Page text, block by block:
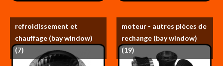
refroidissement et
chauffage (bay window)
(7)
moteur - autres pièces de
rechange (bay window)
(19)